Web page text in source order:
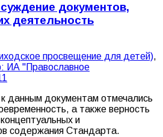
документов,
деятельность
просвещение для детей),
ИА "Православное
к данным документам отмечались
а также верность
и
содержания Стандарта.